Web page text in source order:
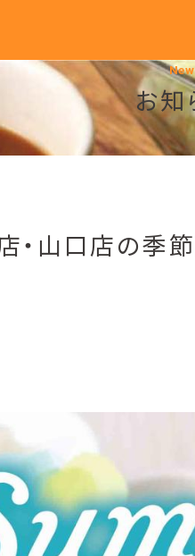
お知
・山口店の季